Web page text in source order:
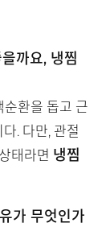
까요, 냉찜
환을 돕고 근
. 다만, 관절
태라면 냉찜
가 무엇인가